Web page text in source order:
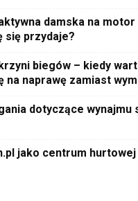
damska na motor
się przydaje?
biegów – kiedy
na naprawę zamiast
dotyczące wynajmu
jako centrum